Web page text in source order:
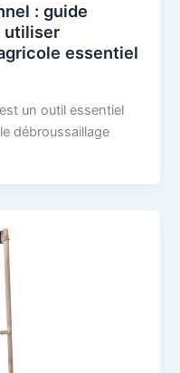
: guide
utiliser
essentiel
un outil essentiel
débroussaillage